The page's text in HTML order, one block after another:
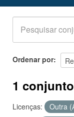
Organizações
Grupos
Sobre
Ordenar por
1
Licenças: Outra